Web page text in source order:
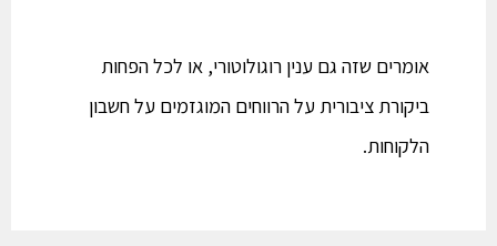
אומרים שזה גם ענין רוגולוטורי, או לכל הפחות
ביקורת ציבורית על הרווחים המוגזמים על חשבון
הלקוחות.